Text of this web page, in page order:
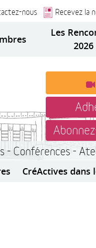
nous Recevez la
Les
2026
- Conférences -
CréActives dans